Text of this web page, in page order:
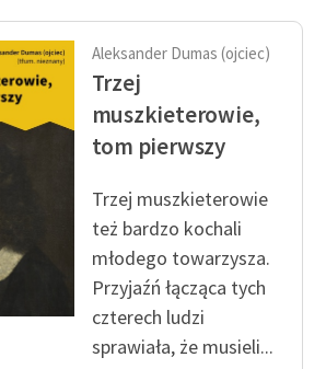
Aleksander Dumas (ojciec)
Trzej
muszkieterowie,
tom pierwszy
Trzej muszkieterowie
też bardzo kochali
młodego towarzysza.
Przyjaźń łącząca tych
czterech ludzi
sprawiała, że musieli...